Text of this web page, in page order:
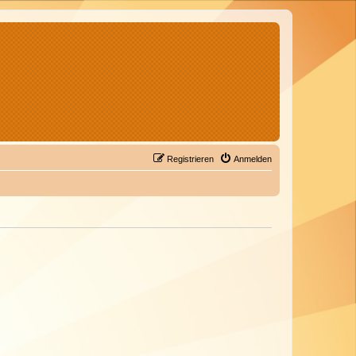
Anmelden
Registrieren